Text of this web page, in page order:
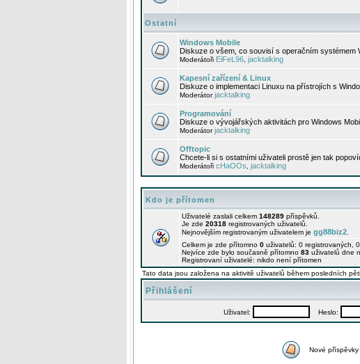
Ostatní
Windows Mobile
Diskuze o všem, co souvisí s operačním systémem
Moderátoři EiFeL96 jacktalking
Kapesní zařízení & Linux
Diskuze o implementaci Linuxu na přístrojích s
Moderátorjacktalking
Programování
Diskuze o vývojářských aktivitách pro Windows
Moderátorjacktalking
Offtopic
Chcete-li si s ostatními uživateli prostě jen tak
Moderátoři cHaOOs jacktalking
Kdo je přítomen
Uživatelé zaslali celkem 148289 příspěvků.
Je zde 20318 registrovaných uživatelů.
Nejnovějším registrovaným uživatelem je gg88biz2
Celkem je zde přítomno 0 uživatelů: 0 registrovaných,
Nejvíce zde bylo současně přítomno 83 uživatelů dne
Registrovaní uživatelé: nikdo není přítomen
Tato data jsou založena na aktivitě uživatelů během posledních
Přihlášení
Uživatel: Heslo:
Nové příspěvky